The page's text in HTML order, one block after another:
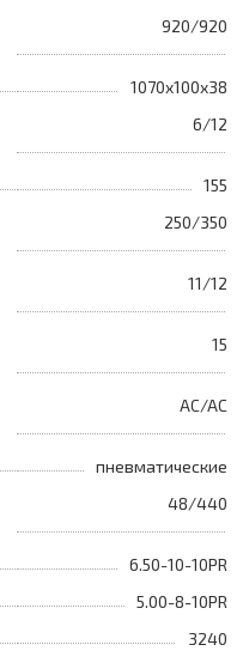
920/920
1070x100x38
6/12
155
250/350
11/12
15
AC/AC
пневматические
48/440
6.50-10-10PR
5.00-8-10PR
3240